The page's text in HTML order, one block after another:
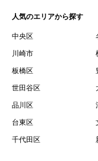
するために、選ん
１１.「予約情報」
所定の情報を意味
１２.「キャンセル
開始日前までに、
味します。
１３.「中途解約」
人気のエリアから探す
中央区
川崎市
板橋区
世田谷区
品川区
台東区
千代田区